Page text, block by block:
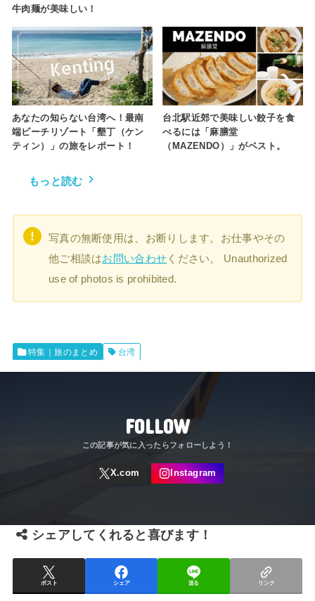
牛肉麺が美味しい！
あなたの知らない台湾へ！最南
端ビーチリゾート「墾丁（ケン
ティン）」の旅をレポート！
台北駅近郊で美味しい餃子を食
べるには「麻膳堂
（MAZENDO）」がベスト。
もっと読む
写真の無断使用は、お断りします。お仕事やその
他ご相談はお問い合わせ ください。 Unauthorized
use of photos is prohibited.
特集｜旅のまとめ 台湾
FOLLOW
シェアしてくれると喜びます！
ポスト シェア 送る リンク